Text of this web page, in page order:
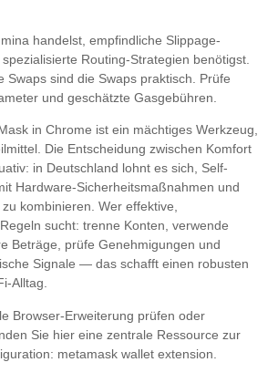
handelst, empfindliche Slippage-
Routing-Strategien benötigst.
Swaps sind die Swaps praktisch. Prüfe
und geschätzte Gasgebühren.
in Chrome ist ein mächtiges Werkzeug,
Die Entscheidung zwischen Komfort
in Deutschland lohnt es sich, Self-
Hardware-Sicherheitsmaßnahmen und
kombinieren. Wer effektive,
sucht: trenne Konten, verwende
Beträge, prüfe Genehmigungen und
Signale — das schafft einen robusten
Alltag.
Browser-Erweiterung prüfen oder
Sie hier eine zentrale Ressource zur
metamask wallet extension